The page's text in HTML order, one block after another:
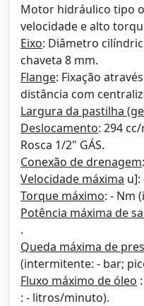
Motor hidráulico tipo
velocidade e alto
Eixo: Diâmetro
chaveta 8 mm.
Flange: Fixação
distância com
Largura da pastilha
Deslocamento: 294
Rosca 1/2" GÁS.
Conexão de drenagem
Velocidade máxima u]:
Torque máximo: - Nm
Potência máxima de
.
Queda máxima de
(intermitente: - bar;
Fluxo máximo de óleo
: - litros/minuto).